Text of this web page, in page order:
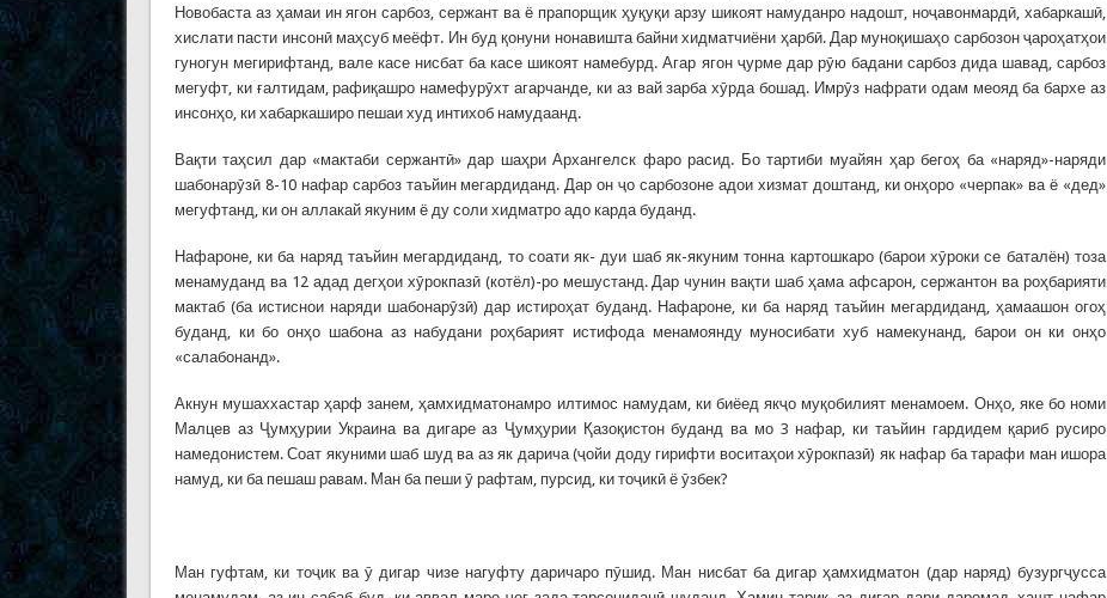
Новобаста аз ҳамаи ин ягон сарбоз, сержант ва ё прапорщик ҳуқуқи арзу шикоят намуданро надошт, ноҷавонмардӣ, хабаркашӣ,
хислати пасти инсонӣ маҳсуб меёфт. Ин буд қонуни нонавишта байни хидматчиёни ҳарбӣ. Дар муноқишаҳо сарбозон ҷароҳатҳои
гуногун мегирифтанд, вале касе нисбат ба касе шикоят намебурд. Агар ягон ҷурме дар рӯю бадани сарбоз дида шавад, сарбоз
мегуфт, ки ғалтидам, рафиқашро намефурӯхт агарчанде, ки аз вай зарба хӯрда бошад. Имрӯз нафрати одам меояд ба бархе аз
инсонҳо, ки хабаркаширо пешаи худ интихоб намудаанд.
Вақти таҳсил дар «мактаби сержантӣ» дар шаҳри Архангелск фаро расид. Бо тартиби муайян ҳар бегоҳ ба «наряд»-наряди
шабонарӯзӣ 8-10 нафар сарбоз таъйин мегардиданд. Дар он ҷо сарбозоне адои хизмат доштанд, ки онҳоро «черпак» ва ё «дед»
мегуфтанд, ки он аллакай якуним ё ду соли хидматро адо карда буданд.
Нафароне, ки ба наряд таъйин мегардиданд, то соати як- дуи шаб як-якуним тонна картошкаро (барои хӯроки се баталён) тоза
менамуданд ва 12 адад дегҳои хӯрокпазӣ (котёл)-ро мешустанд. Дар чунин вақти шаб ҳама афсарон, сержантон ва роҳбарияти
мактаб (ба истиснои наряди шабонарӯзӣ) дар истироҳат буданд. Нафароне, ки ба наряд таъйин мегардиданд, ҳамаашон огоҳ
буданд, ки бо онҳо шабона аз набудани роҳбарият истифода менамоянду муносибати хуб намекунанд, барои он ки онҳо
«салабонанд».
Акнун мушаххастар ҳарф занем, ҳамхидматонамро илтимос намудам, ки биёед якҷо муқобилият менамоем. Онҳо, яке бо номи
Малцев аз Ҷумҳурии Украина ва дигаре аз Ҷумҳурии Қазоқистон буданд ва мо 3 нафар, ки таъйин гардидем қариб русиро
намедонистем. Соат якуними шаб шуд ва аз як дарича (ҷойи доду гирифти воситаҳои хӯрокпазӣ) як нафар ба тарафи ман ишора
намуд, ки ба пешаш равам. Ман ба пеши ӯ рафтам, пурсид, ки тоҷикӣ ё ӯзбек?
Ман гуфтам, ки тоҷик ва ӯ дигар чизе нагуфту даричаро пӯшид. Ман нисбат ба дигар ҳамхидматон (дар наряд) бузургҷусса